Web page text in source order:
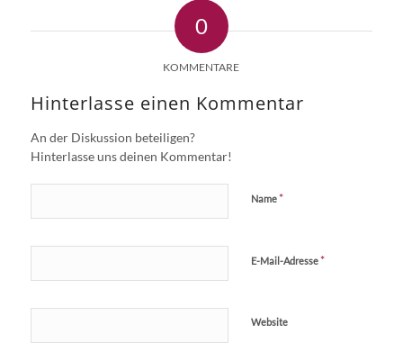
0
KOMMENTARE
Hinterlasse einen Kommentar
An der Diskussion beteiligen?
Hinterlasse uns deinen Kommentar!
Name*
E-Mail-Adresse*
Website